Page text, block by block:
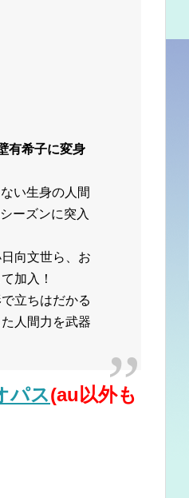
有希子に変身
い生身の人間
ーズンに突入
向文世ら、お
加入！
立ちはだかる
人間力を武器
パス(au以外も